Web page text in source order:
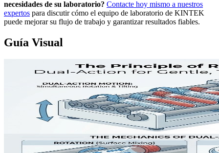
necesidades de su laboratorio? Contacte hoy mismo a nuestros
expertos para discutir cómo el equipo de laboratorio de KINTEK
puede mejorar su flujo de trabajo y garantizar resultados fiables.
Guía Visual